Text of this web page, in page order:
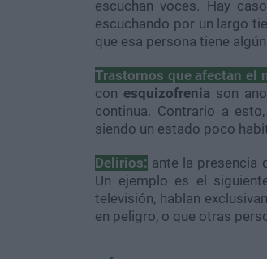
escuchan voces. Hay
escuchando por un largo
que esa persona tiene
Trastornos que afectan el
con esquizofrenia son
continua. Contrario a
siendo un estado poco
Delirios: ante la presencia
Un ejemplo es el
televisión, hablan
en peligro, o que otras